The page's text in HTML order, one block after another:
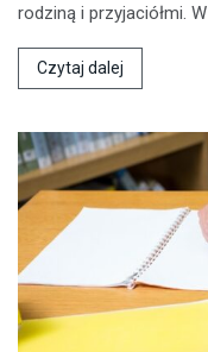
rodziną i przyjaciółmi.
Czytaj dalej